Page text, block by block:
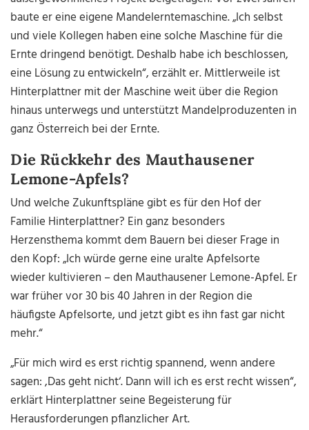
baute er eine eigene Mandelerntemaschine. „Ich selbst
und viele Kollegen haben eine solche Maschine für die
Ernte dringend benötigt. Deshalb habe ich beschlossen,
eine Lösung zu entwickeln“, erzählt er. Mittlerweile ist
Hinterplattner mit der Maschine weit über die Region
hinaus unterwegs und unterstützt Mandelproduzenten in
ganz Österreich bei der Ernte.
Die Rückkehr des Mauthausener
Lemone-Apfels?
Und welche Zukunftspläne gibt es für den Hof der
Familie Hinterplattner? Ein ganz besonders
Herzensthema kommt dem Bauern bei dieser Frage in
den Kopf: „Ich würde gerne eine uralte Apfelsorte
wieder kultivieren – den Mauthausener Lemone-Apfel. Er
war früher vor 30 bis 40 Jahren in der Region die
häufigste Apfelsorte, und jetzt gibt es ihn fast gar nicht
mehr.“
„Für mich wird es erst richtig spannend, wenn andere
sagen: ,Das geht nicht‘. Dann will ich es erst recht wissen“,
erklärt Hinterplattner seine Begeisterung für
Herausforderungen pflanzlicher Art.